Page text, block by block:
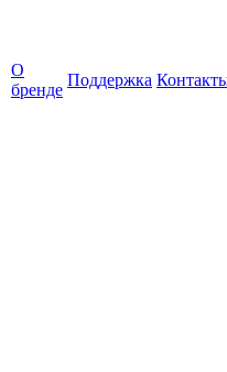
О
бренде
Поддержка